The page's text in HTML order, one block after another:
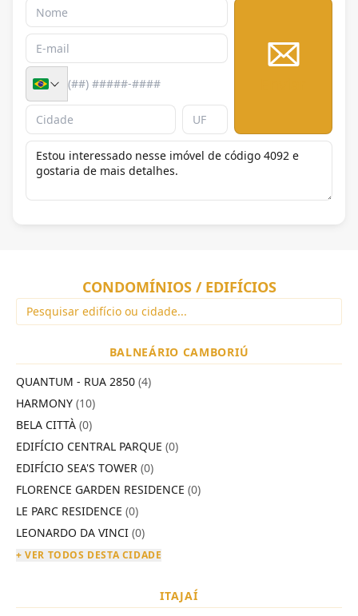
CONDOMÍNIOS / EDIFÍCIOS
BALNEÁRIO CAMBORIÚ
QUANTUM - RUA 2850 (4)
HARMONY (10)
BELA CITTÀ (0)
EDIFÍCIO CENTRAL PARQUE (0)
EDIFÍCIO SEA'S TOWER (0)
FLORENCE GARDEN RESIDENCE (0)
LE PARC RESIDENCE (0)
LEONARDO DA VINCI (0)
+ VER TODOS DESTA CIDADE
ITAJAÍ